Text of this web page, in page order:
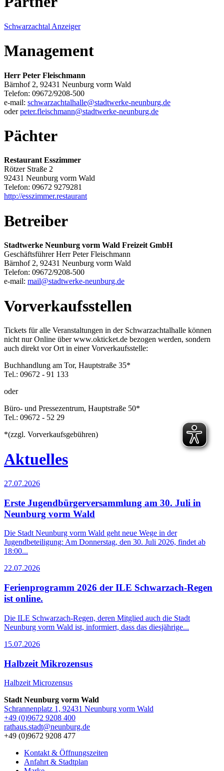
Schwarzachtal Anzeiger
Management
Herr Peter Fleischmann
Bärnhof 2, 92431 Neunburg vorm Wald
Telefon: 09672/9208-500
e-mail: schwarzachtalhalle@stadtwerke-neunburg.de
oderpeter.fleischmann@stadtwerke-neunburg.de
Pächter
Restaurant Esszimmer
Rötzer Straße 2
92431 Neunburg vorm Wald
Telefon: 09672 9279281
http://esszimmer.restaurant
Betreiber
Stadtwerke Neunburg vorm Wald Freizeit GmbH
Geschäftsführer Herr Peter Fleischmann
Bärnhof 2, 92431 Neunburg vorm Wald
Telefon: 09672/9208-500
e-mail: mail@stadtwerke-neunburg.de
Vorverkaufsstellen
Tickets für alle Veranstaltungen in der Schwarzachtalhalle können
nicht nur Online über www.okticket.de bezogen werden, sondern
auch direkt vor Ort in einer Vorverkaufsstelle:
Buchhandlung am Tor, Hauptstraße 35*
Tel.: 09672 - 91 133
oder
Büro- und Pressezentrum, Hauptstraße 50*
Tel.: 09672 - 52 29
*(zzgl. Vorverkaufsgebühren)
Aktuelles
27.07.2026
Erste Jugendbürgerversammlung am 30. Juli in
Neunburg vorm Wald
Die Stadt Neunburg vorm Wald geht neue Wege in der
Jugendbeteiligung: Am Donnerstag, den 30. Juli 2026, findet ab
18:00...
22.07.2026
Ferienprogramm 2026 der ILE Schwarzach-Regen
ist online.
Die ILE Schwarzach-Regen, deren Mitglied auch die Stadt
Neunburg vorm Wald ist, informiert, dass das diesjährige...
15.07.2026
Halbzeit Mikrozensus
Halbzeit Microzensus
Stadt Neunburg vorm Wald
Schrannenplatz 1, 92431 Neunburg vorm Wald
+49 (0)9672 9208 400
rathaus.stadt@neunburg.de
+49 (0)9672 9208 477
Kontakt & Öffnungszeiten
Anfahrt & Stadtplan